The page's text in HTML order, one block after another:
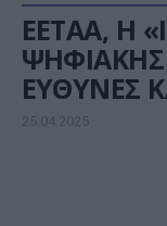
ΕΕΤΑΑ, Η
ΨΗΦΙΑΚΗΣ
ΕΥΘΥΝΕΣ
25.04.2025